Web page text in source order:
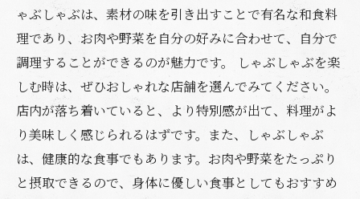
ゃぶしゃぶは、素材の味を引き出すことで有名な和食料
理であり、お肉や野菜を自分の好みに合わせて、自分で
調理することができるのが魅力です。 しゃぶしゃぶを楽
しむ時は、ぜひおしゃれな店舗を選んでみてください。
店内が落ち着いていると、より特別感が出て、料理がよ
り美味しく感じられるはずです。また、しゃぶしゃぶ
は、健康的な食事でもあります。お肉や野菜をたっぷり
と摂取できるので、身体に優しい食事としてもおすすめ